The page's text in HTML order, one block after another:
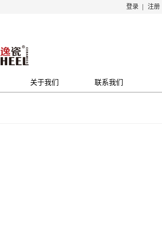
登录 注册
关于我们 联系我们